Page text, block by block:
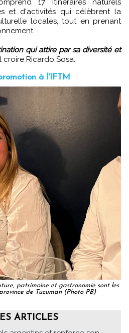
et d'activités qui célèbrent la
locales, tout en prenant
qui attire par sa diversité et
Ricardo Sosa.
à l'IFTM
patrimoine et gastronomie sont les
de Tucuman (Photo PB)
ARTICLES